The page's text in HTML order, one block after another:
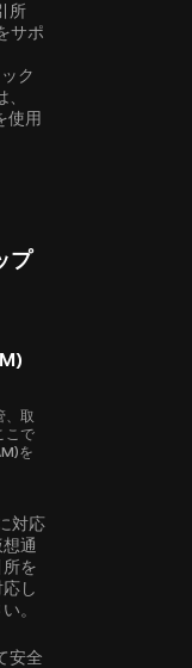
所
サポ
ク
使用
プ
、取
こで
を
対応
通
を
し
。
安全